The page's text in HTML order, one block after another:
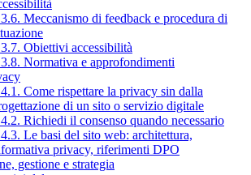
Meccanismo di feedback e procedura di
Obiettivi accessibilità
Normativa e approfondimenti
Come rispettare la privacy sin dalla
di un sito o servizio digitale
Richiedi il consenso quando necessario
Le basi del sito web: architettura,
privacy, riferimenti DPO
gestione e strategia